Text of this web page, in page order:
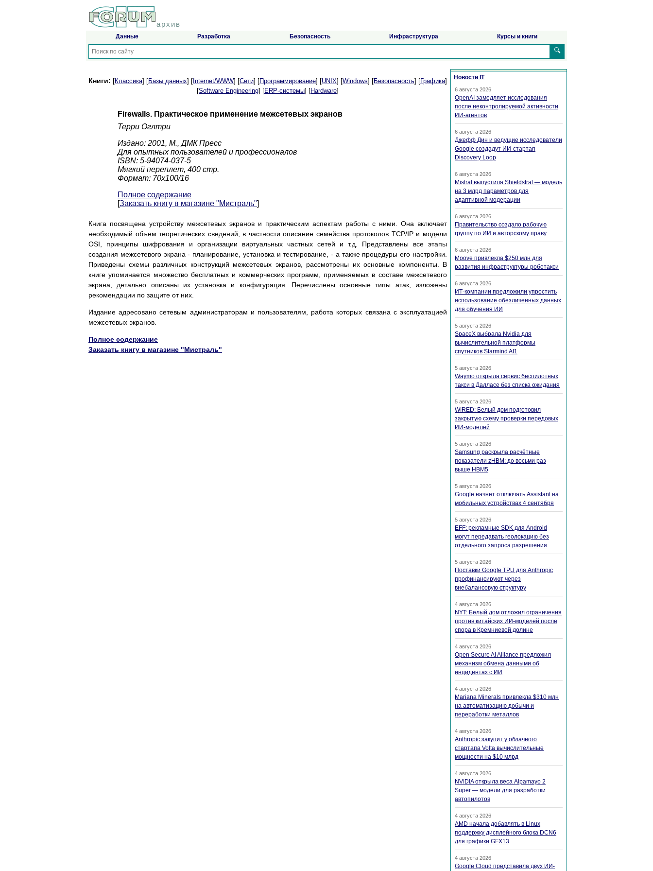
архив
Данные Разработка Безопасность Инфраструктура Курсы и книги
🔍
Книги: [Классика] [Базы данных] [ Internet/WWW] [Сети] [Программирование] [UNIX] [Windows] [Безопасность] [Графика]
[Software Engineering] [ERP-системы] [Hardware]
Firewalls. Практическое применение межсетевых экранов
Терри Оглтри
Издано: 2001, М., ДМК Пресс
Для опытных пользователей и профессионалов
ISBN: 5-94074-037-5
Мягкий переплет, 400 стр.
Формат: 70x100/16
Полное содержание
[Заказать книгу в магазине "Мистраль"]
Книга посвящена устройству межсетевых экранов и практическим аспектам работы с ними. Она включает
необходимый объем теоретических сведений, в частности описание семейства протоколов TCP/IP и модели
OSI, принципы шифрования и организации виртуальных частных сетей и т.д. Представлены все этапы
создания межсетевого экрана - планирование, установка и тестирование, - а также процедуры его настройки.
Приведены схемы различных конструкций межсетевых экранов, рассмотрены их основные компоненты. В
книге упоминается множество бесплатных и коммерческих программ, применяемых в составе межсетевого
экрана, детально описаны их установка и конфигурация. Перечислены основные типы атак, изложены
рекомендации по защите от них.
Издание адресовано сетевым администраторам и пользователям, работа которых связана с эксплуатацией
межсетевых экранов.
Полное содержание
Заказать книгу в магазине "Мистраль"
Новости IT
6 августа 2026
OpenAI замедляет исследования
после неконтролируемой активности
ИИ-агентов
6 августа 2026
Джефф Дин и ведущие исследователи
Google создадут ИИ-стартап
Discovery Loop
6 августа 2026
Mistral выпустила Shieldstral — модель
на 3 млрд параметров для
адаптивной модерации
6 августа 2026
Правительство создало рабочую
группу по ИИ и авторскому праву
6 августа 2026
Moove привлекла $250 млн для
развития инфраструктуры роботакси
6 августа 2026
ИТ-компании предложили упростить
использование обезличенных данных
для обучения ИИ
5 августа 2026
SpaceX выбрала Nvidia для
вычислительной платформы
спутников Starmind AI1
5 августа 2026
Waymo открыла сервис беспилотных
такси в Далласе без списка ожидания
5 августа 2026
WIRED: Белый дом подготовил
закрытую схему проверки передовых
ИИ-моделей
5 августа 2026
Samsung раскрыла расчётные
показатели zHBM: до восьми раз
выше HBM5
5 августа 2026
Google начнет отключать Assistant на
мобильных устройствах 4 сентября
5 августа 2026
EFF: рекламные SDK для Android
могут передавать геолокацию без
отдельного запроса разрешения
5 августа 2026
Поставки Google TPU для Anthropic
профинансируют через
внебалансовую структуру
4 августа 2026
NYT: Белый дом отложил ограничения
против китайских ИИ-моделей после
спора в Кремниевой долине
4 августа 2026
Open Secure AI Alliance предложил
механизм обмена данными об
инцидентах с ИИ
4 августа 2026
Mariana Minerals привлекла $310 млн
на автоматизацию добычи и
переработки металлов
4 августа 2026
Anthropic закупит у облачного
стартапа Volta вычислительные
мощности на $10 млрд
4 августа 2026
NVIDIA открыла веса Alpamayo 2
Super — модели для разработки
автопилотов
4 августа 2026
AMD начала добавлять в Linux
поддержку дисплейного блока DCN6
для графики GFX13
4 августа 2026
Google Cloud представила двух ИИ-